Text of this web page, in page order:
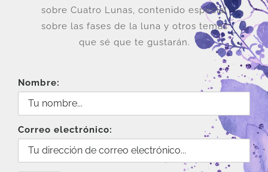
sobre Cuatro Lunas, contenido especial
sobre las fases de la luna y otros temas
que sé que te gustarán.
Nombre:
Correo electrónico: